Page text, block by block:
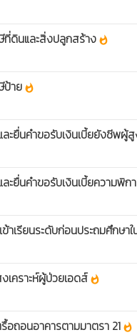
ที่ดินและสิ่งปลูกสร้าง whatshot
ป้าย whatshot
ละยื่นคําขอรับเงินเบี้ยยังชีพผู้
ะยื่นคําขอรับเงินเบี้ยความพิก
ข้าเรียนระดับก่อนประถมศึก
เคราะห์ผู้ป่วยเอดส์ whatshot
ถอนอาคารตามมาตรา 21 whatshot